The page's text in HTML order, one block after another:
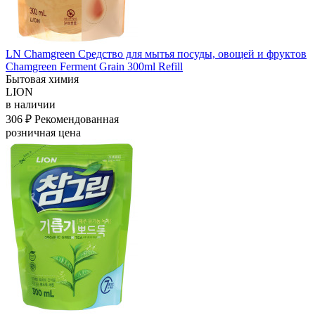
LN Chamgreen Средство для мытья посуды, овощей и фруктов
Chamgreen Ferment Grain 300ml Refill
Бытовая химия
LION
в наличии
306 ₽ Рекомендованная
розничная цена